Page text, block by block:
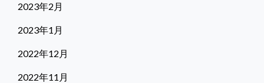
2023年2月
2023年1月
2022年12月
2022年11月